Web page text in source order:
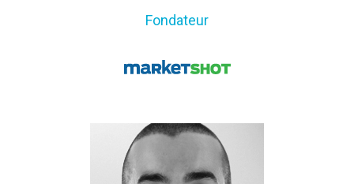
Fondateur